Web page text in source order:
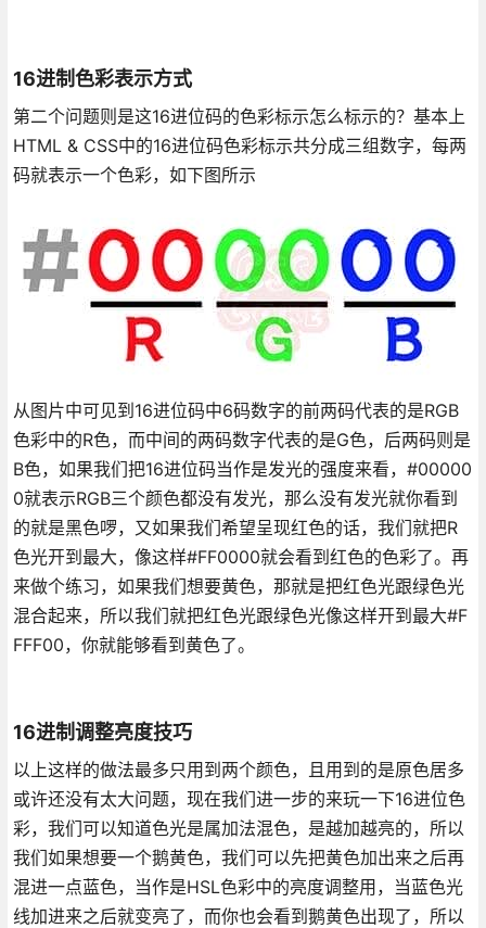
16进制色彩表示方式
第二个问题则是这16进位码的色彩标示怎么标示的？基本上
HTML & CSS中的16进位码色彩标示共分成三组数字，每两
码就表示一个色彩，如下图所示
从图片中可见到16进位码中6码数字的前两码代表的是RGB
色彩中的R色，而中间的两码数字代表的是G色，后两码则是
B色，如果我们把16进位码当作是发光的强度来看，#00000
0就表示RGB三个颜色都没有发光，那么没有发光就你看到
的就是黑色啰，又如果我们希望呈现红色的话，我们就把R
色光开到最大，像这样#FF0000就会看到红色的色彩了。再
来做个练习，如果我们想要黄色，那就是把红色光跟绿色光
混合起来，所以我们就把红色光跟绿色光像这样开到最大#F
FFF00，你就能够看到黄色了。
16进制调整亮度技巧
以上这样的做法最多只用到两个颜色，且用到的是原色居多
或许还没有太大问题，现在我们进一步的来玩一下16进位色
彩，我们可以知道色光是属加法混色，是越加越亮的，所以
我们如果想要一个鹅黄色，我们可以先把黄色加出来之后再
混进一点蓝色，当作是HSL色彩中的亮度调整用，当蓝色光
线加进来之后就变亮了，而你也会看到鹅黄色出现了，所以